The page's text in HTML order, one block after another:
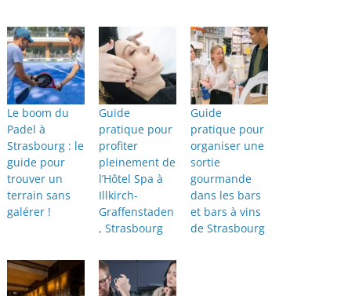
Le boom du
Padel à
Strasbourg : le
guide pour
trouver un
terrain sans
galérer !
Guide
pratique pour
profiter
pleinement de
l’Hôtel Spa à
Illkirch-
Graffenstaden
, Strasbourg
Guide
pratique pour
organiser une
sortie
gourmande
dans les bars
et bars à vins
de Strasbourg